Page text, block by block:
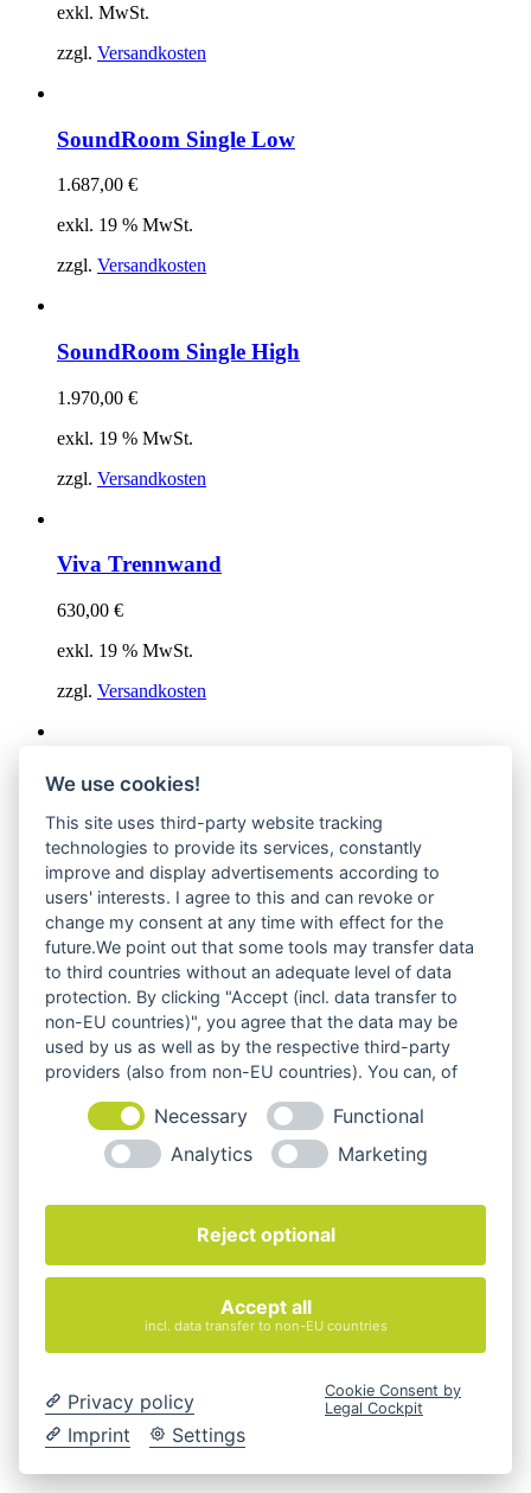
exkl. MwSt.
zzgl. Versandkosten
SoundRoom Single Low
1.687,00 €
exkl. 19 % MwSt.
zzgl. Versandkosten
SoundRoom Single High
1.970,00 €
exkl. 19 % MwSt.
zzgl. Versandkosten
Viva Trennwand
630,00 €
exkl. 19 % MwSt.
zzgl. Versandkosten
Rossoacoustic CP30 System
1.455,00€– 1.672,00€
exkl. MwSt.
zzgl. Versandkosten
Rossoacoustic TP30 Silence
847,00 € – 1.130,00 €
exkl. MwSt.
zzgl.
Versandkosten
Rossoacoustic DISC’N DOTS Q
236,00€
Versandkosten
Rossoacoustic DISC’N DOTS R
We use cookies!
This site uses third-party website tracking
technologies to provide its services, constantly
improve and display advertisements according to
users' interests. I agree to this and can revoke or
change my consent at any time with effect for the
future.We point out that some tools may transfer data
to third countries without an adequate level of data
protection. By clicking "Accept (incl. data transfer to
non-EU countries)", you agree that the data may be
used by us as well as by the respective third-party
providers (also from non-EU countries). You can, of
Necessary
Functional
Analytics
Marketing
Reject optional
Accept all
incl. data transfer to non-EU countries
Privacy policy
Imprint
Settings
Cookie Consent by
Legal Cockpit